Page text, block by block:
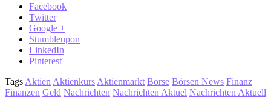
Facebook
Twitter
Google +
Stumbleupon
LinkedIn
Pinterest
Tags Aktien Aktienkurs Aktienmarkt Börse Börsen News Finanz
Finanzen Geld Nachrichten Nachrichten Aktuel Nachrichten Aktuell